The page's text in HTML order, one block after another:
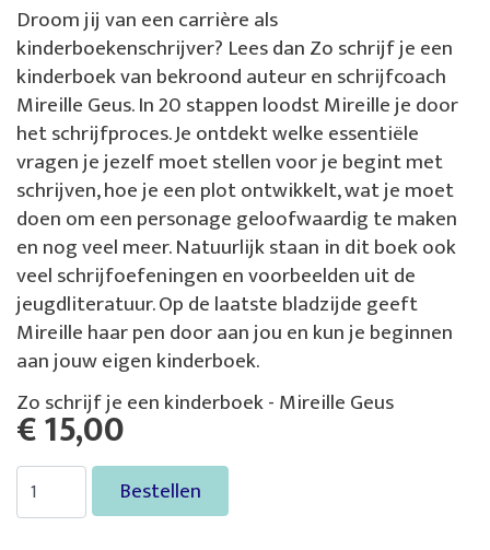
Droom jij van een carrière als
kinderboekenschrijver? Lees dan Zo schrijf je een
kinderboek van bekroond auteur en schrijfcoach
Mireille Geus. In 20 stappen loodst Mireille je door
het schrijfproces. Je ontdekt welke essentiële
vragen je jezelf moet stellen voor je begint met
schrijven, hoe je een plot ontwikkelt, wat je moet
doen om een personage geloofwaardig te maken
en nog veel meer. Natuurlijk staan in dit boek ook
veel schrijfoefeningen en voorbeelden uit de
jeugdliteratuur. Op de laatste bladzijde geeft
Mireille haar pen door aan jou en kun je beginnen
aan jouw eigen kinderboek.
Zo schrijf je een kinderboek - Mireille Geus
€ 15,00
Bestellen